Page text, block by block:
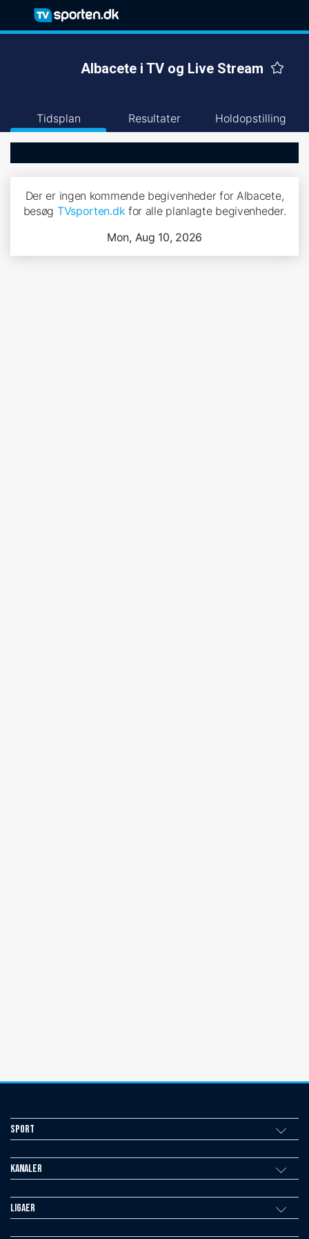
Albacete i TV og Live Stream
Tidsplan Resultater Holdopstilling
Der er ingen kommende begivenheder for Albacete,
besøg TVsporten.dkfor alle planlagte begivenheder.
Mon, Aug 10, 2026
Sport
Kanaler
Ligaer